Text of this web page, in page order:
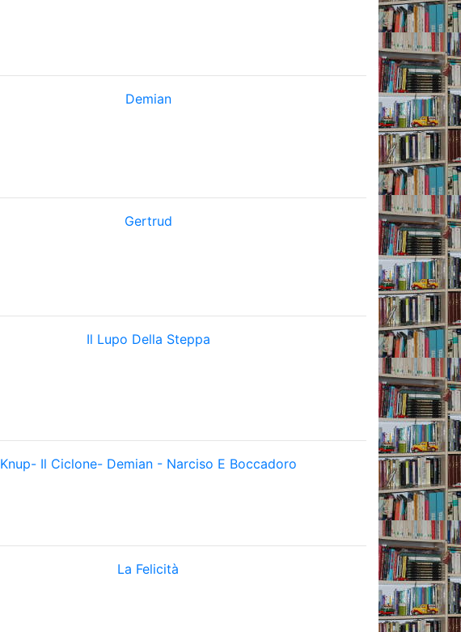
Demian
Gertrud
Il Lupo Della Steppa
Knup- Il Ciclone- Demian - Narciso E Boccadoro
La Felicità